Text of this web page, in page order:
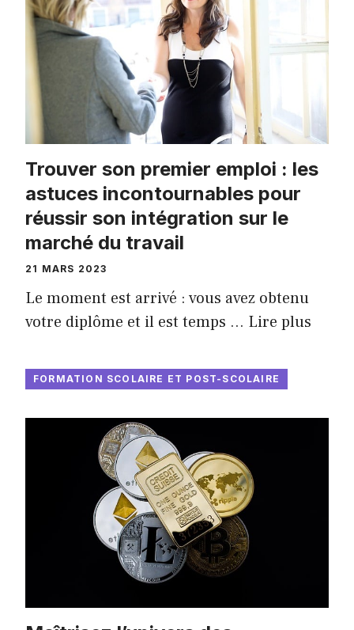
Trouver son premier emploi : les
astuces incontournables pour
réussir son intégration sur le
marché du travail
21 MARS 2023
Le moment est arrivé : vous avez obtenu
votre diplôme et il est temps … Lire plus
FORMATION SCOLAIRE ET POST-SCOLAIRE